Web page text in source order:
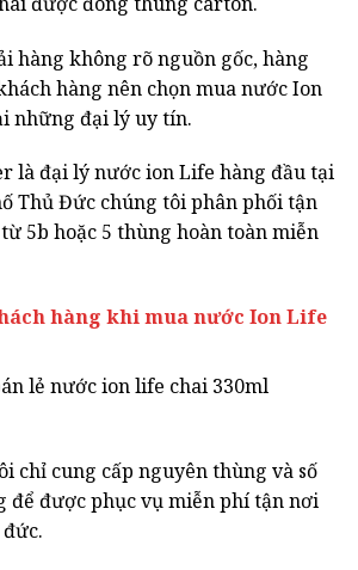
hàng không rõ nguồn gốc, hàng
hàng nên chọn mua nước Ion
những đại lý uy tín.
là đại lý nước ion Life hàng đầu tại
Thủ Đức chúng tôi phân phối tận
5b hoặc 5 thùng hoàn toàn miễn
hàng khi mua nước Ion Life
lẻ nước ion life chai 330ml
chỉ cung cấp nguyên thùng và số
để được phục vụ miễn phí tận nơi